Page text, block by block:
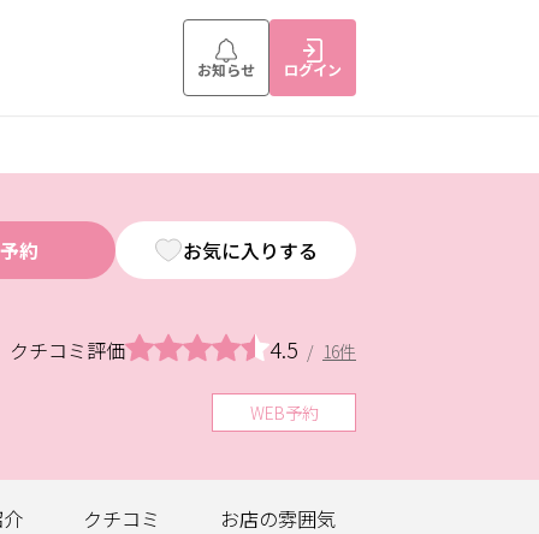
お知らせ ログイン
約 お気に入りする
クチコミ評価 4.5 / 16件
WEB予約
クチコミ お店の雰囲気